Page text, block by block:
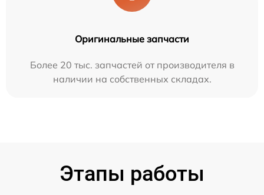
Оригинальные запчасти
Более 20 тыс. запчастей от производителя в
наличии на собственных складах.
Этапы работы